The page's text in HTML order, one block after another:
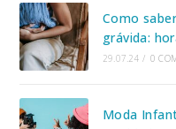
Como
grávida:
29.07.24 / 0
Moda